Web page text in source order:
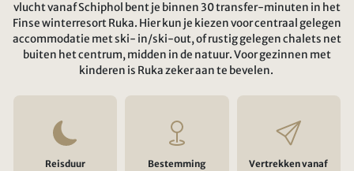
vlucht vanaf Schiphol bent je binnen 30 transfer-minuten in het
Finse winterresort Ruka. Hier kun je kiezen voor centraal gelegen
accommodatie met ski- in/ski-out, of rustig gelegen chalets net
buiten het centrum, midden in de natuur. Voor gezinnen met
kinderen is Ruka zeker aan te bevelen.
Reisduur Bestemming Vertrekken vanaf